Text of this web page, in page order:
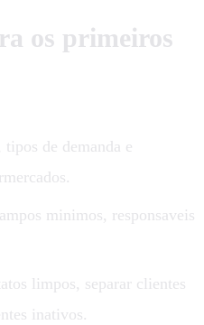
os primeiros
de demanda e
minimos, responsaveis
limpos, separar clientes
inativos.